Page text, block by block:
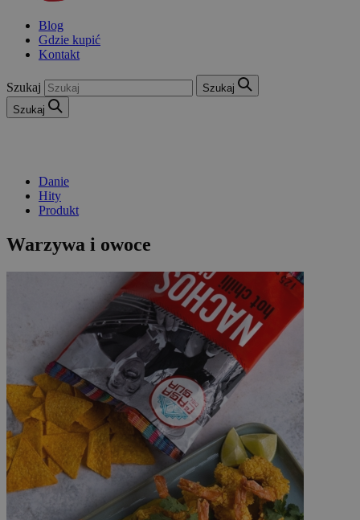
Blog
Gdzie kupić
Kontakt
Szukaj
Szukaj
Szukaj
Danie
Hity
Produkt
Warzywa i owoce